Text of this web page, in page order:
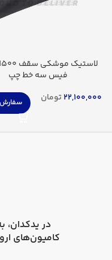
فیس سه خط چپ
22,100,000تومان سفارش
در یدکدان
کامیون‌های